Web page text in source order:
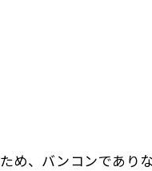
め、バンコンであり